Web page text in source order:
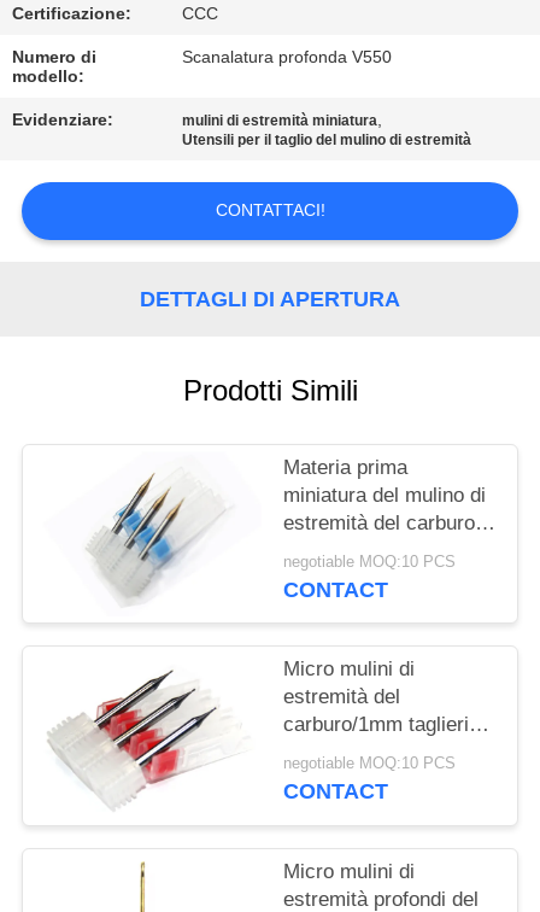
RICHIEDA
UNA
CITAZIONE
MAPPA
DEL
Certificazione: CCC
Numero di
modello:
Scanalatura profonda V550
Evidenziare: mulini di estremità miniatura,
Utensili per il taglio del mulino di estremità
CONTATTACI!
DETTAGLI DI APERTURA
Prodotti Simili
Materia prima
miniatura del mulino di
estremità del carburo
di tungsteno della
taglierina dei mulini di
negotiable MOQ:10 PCS
CONTACT
Micro mulini di
estremità del
carburo/1mm taglierina
solida del mulino di
estremità del carburo
negotiable MOQ:10 PCS
CONTACT
Micro mulini di
estremità profondi del